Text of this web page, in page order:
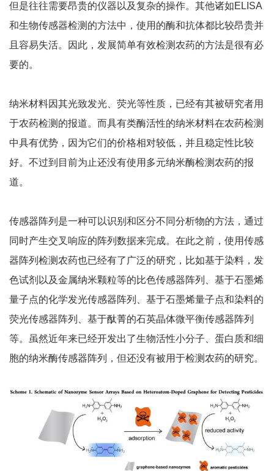
但是往往需要昂贵的仪器以及复杂的操作。其他诸如ELISA
和生物传感器检测的方法中，使用的酶和抗体都比较昂贵并
且容易失活。因此，发展简单有效检测农药的方法是很有必
要的。
纳米材料因其光致发光、荧光等性质，已经有其被研究者用
于农药检测的报道。而具有类酶活性的纳米材料在农药检测
中具有优势，因为它们的价格相对较低，并且稳定性比较
好。不过到目前为止还没有使用多元纳米酶检测农药的报
道。
传感器阵列是一种可以识别和区分不同分析物的方法，通过
同时产生交叉响应的阵列数据来完成。在此之前，使用传感
器阵列检测农药也已经有了广泛的研究，比如基于染料，发
色试剂以及金属纳米颗粒等的比色传感器阵列、基于石墨烯
量子点的化学发光传感器阵列、基于石墨烯量子点和染料的
荧光传感器阵列、基于酞菁的石英晶体微平衡传感器阵列
等。虽然近年来已经开发出了生物活性小分子、蛋白质和细
胞的纳米酶传感器阵列，但还没有被用于检测农药的研究。